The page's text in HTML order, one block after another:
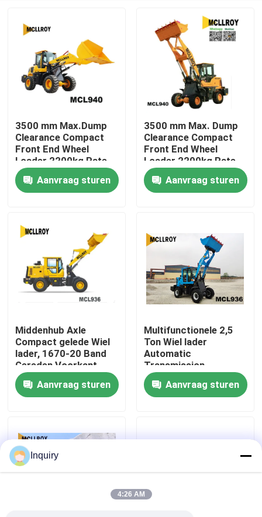
Huis
Ongeveer ons
Fabrieksreis
Kwaliteitscontrole
Contacteer ons
Nieuws
Verzoek om een Citaat
De Machine van de wiellader
3500 mm Max.Dump
Clearance Compact
Front End Wheel
Loader 2200kg Rate
Load Mini Front End
Wheel Loader
Aanvraag sturen
3500 mm Max. Dump
Clearance Compact
Front End Wheel
Loader 2200kg Rate
Load Mini Front End
Wheel Loader
Aanvraag sturen
Middenhub Axle
Compact gelede Wiel
lader, 1670-20 Band
Gereden Voorkant
Wiel lader
Aanvraag sturen
Multifunctionele 2,5
Ton Wiel lader
Automatic
Transmission
Aanvraag sturen
Inquiry
4:26 AM